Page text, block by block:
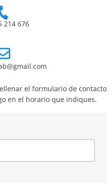
214 676
el formulario de contacto
en el horario que indiques.